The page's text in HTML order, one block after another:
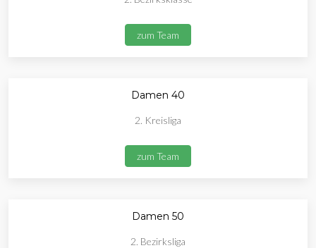
zum Team
Damen 40
2. Kreisliga
zum Team
Damen 50
2. Bezirksliga